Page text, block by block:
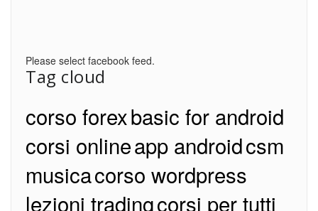
Please select facebook feed.
Tag cloud
corso forexbasic for android
corsi onlineapp androidcsm
musicacorso wordpress
lezioni tradingcorsi per tutti